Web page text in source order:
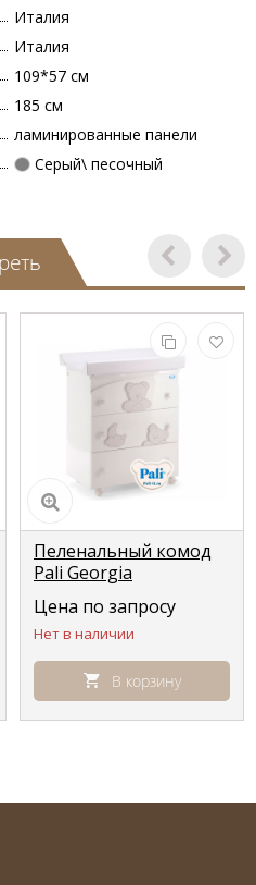
Италия
Италия
109*57 см
185 см
ламинированные панели
Серый\ песочный
Пеленальный комод
Pali Georgia
(Джорджия) белый
глянцевый (white
glossy)
Цена по запросу
Нет в наличии
В корзину